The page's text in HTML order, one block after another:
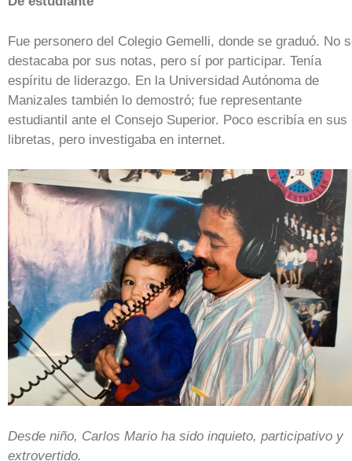
Fue personero del Colegio Gemelli, donde se graduó. No
destacaba por sus notas, pero sí por participar. Tenía
espíritu de liderazgo. En la Universidad Autónoma de
Manizales también lo demostró; fue representante
estudiantil ante el Consejo Superior. Poco escribía en sus
libretas, pero investigaba en internet.
Desde niño, Carlos Mario ha sido inquieto, participativo y
extrovertido.